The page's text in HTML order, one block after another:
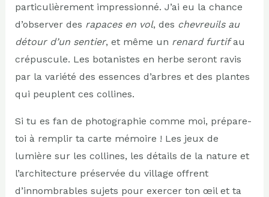
particulièrement impressionné. J’ai eu la chance
d’observer des rapaces en vol, des chevreuils au
détour d’un sentier, et même un renard furtifau
crépuscule. Les botanistes en herbe seront ravis
par la variété des essences d’arbres et des plantes
qui peuplent ces collines.
Si tu es fan de photographie comme moi, prépare-
toi à remplir ta carte mémoire ! Les jeux de
lumière sur les collines, les détails de la nature et
l’architecture préservée du village offrent
d’innombrables sujets pour exercer ton œil et ta